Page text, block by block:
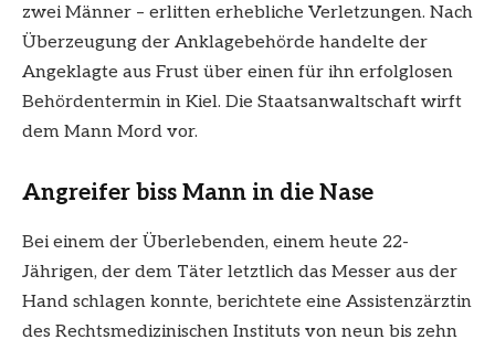
zwei Männer – erlitten erhebliche Verletzungen. Nach
Überzeugung der Anklagebehörde handelte der
Angeklagte aus Frust über einen für ihn erfolglosen
Behördentermin in Kiel. Die Staatsanwaltschaft wirft
dem Mann Mord vor.
Angreifer biss Mann in die Nase
Bei einem der Überlebenden, einem heute 22-
Jährigen, der dem Täter letztlich das Messer aus der
Hand schlagen konnte, berichtete eine Assistenzärztin
des Rechtsmedizinischen Instituts von neun bis zehn